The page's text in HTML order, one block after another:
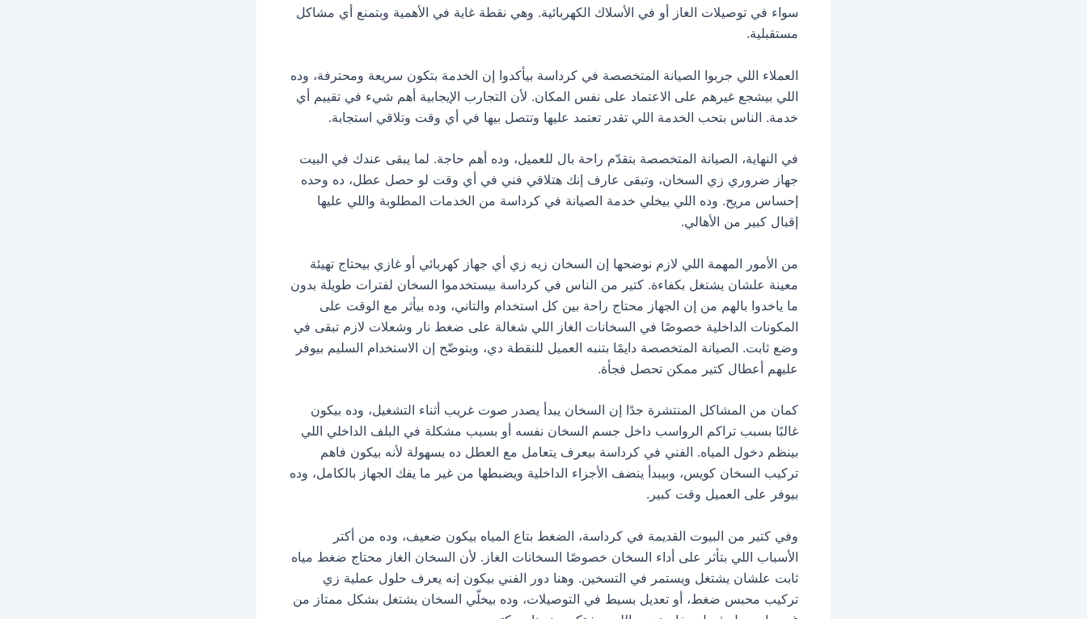
سواء في توصيلات الغاز أو في الأسلاك الكهربائية. وهي نقطة غاية في الأهمية وبتمنع أي مشاكل
مستقبلية.
العملاء اللي جربوا الصيانة المتخصصة في كرداسة بيأكدوا إن الخدمة بتكون سريعة ومحترفة، وده
اللي بيشجع غيرهم على الاعتماد على نفس المكان. لأن التجارب الإيجابية أهم شيء في تقييم أي
خدمة. الناس بتحب الخدمة اللي تقدر تعتمد عليها وتتصل بيها في أي وقت وتلاقي استجابة.
في النهاية، الصيانة المتخصصة بتقدّم راحة بال للعميل، وده أهم حاجة. لما يبقى عندك في البيت
جهاز ضروري زي السخان، وتبقى عارف إنك هتلاقي فني في أي وقت لو حصل عطل، ده وحده
إحساس مريح. وده اللي بيخلي خدمة الصيانة في كرداسة من الخدمات المطلوبة واللي عليها
إقبال كبير من الأهالي.
من الأمور المهمة اللي لازم نوضحها إن السخان زيه زي أي جهاز كهربائي أو غازي بيحتاج تهيئة
معينة علشان يشتغل بكفاءة. كتير من الناس في كرداسة بيستخدموا السخان لفترات طويلة بدون
ما ياخدوا بالهم من إن الجهاز محتاج راحة بين كل استخدام والتاني، وده بيأثر مع الوقت على
المكونات الداخلية خصوصًا في السخانات الغاز اللي شغالة على ضغط نار وشعلات لازم تبقى في
وضع ثابت. الصيانة المتخصصة دايمًا بتنبه العميل للنقطة دي، وبتوضّح إن الاستخدام السليم بيوفر
عليهم أعطال كتير ممكن تحصل فجأة.
كمان من المشاكل المنتشرة جدًا إن السخان يبدأ يصدر صوت غريب أثناء التشغيل، وده بيكون
غالبًا بسبب تراكم الرواسب داخل جسم السخان نفسه أو بسبب مشكلة في البلف الداخلي اللي
بينظم دخول المياه. الفني في كرداسة بيعرف يتعامل مع العطل ده بسهولة لأنه بيكون فاهم
تركيب السخان كويس، وبيبدأ ينضف الأجزاء الداخلية ويضبطها من غير ما يفك الجهاز بالكامل، وده
بيوفر على العميل وقت كبير.
وفي كتير من البيوت القديمة في كرداسة، الضغط بتاع المياه بيكون ضعيف، وده من أكتر
الأسباب اللي بتأثر على أداء السخان خصوصًا السخانات الغاز. لأن السخان الغاز محتاج ضغط مياه
ثابت علشان يشتغل ويستمر في التسخين. وهنا دور الفني بيكون إنه يعرف حلول عملية زي
تركيب محبس ضغط، أو تعديل بسيط في التوصيلات، وده بيخلّي السخان يشتغل بشكل ممتاز من